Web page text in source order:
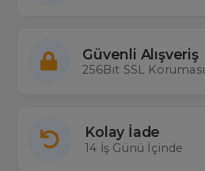
Güvenli Alışveriş
256Bit SSL Koruması
Kolay İade
14 İş Günü İçinde